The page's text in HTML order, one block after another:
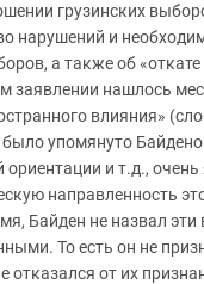
грузинских
нарушений и
а также об
заявлении нашлось
влияния»
было упомянуто
ориентации и т.д.,
направленность
Байден не назвал
То есть он не
отказался от их